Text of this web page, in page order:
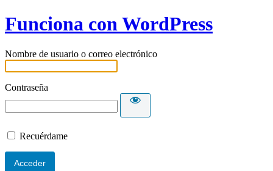
Funciona con WordPress
Nombre de usuario o correo electrónico
Contraseña
Recuérdame